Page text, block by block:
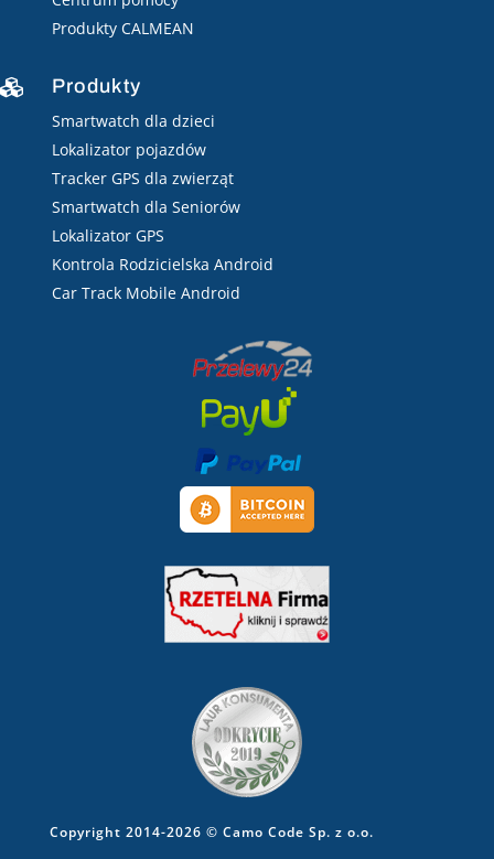
Produkty CALMEAN
 Produkty
Smartwatch dla dzieci
Lokalizator pojazdów
Tracker GPS dla zwierząt
Smartwatch dla Seniorów
Lokalizator GPS
Kontrola Rodzicielska Android
Car Track Mobile Android
Copyright 2014-2026 © Camo Code Sp. z o.o.